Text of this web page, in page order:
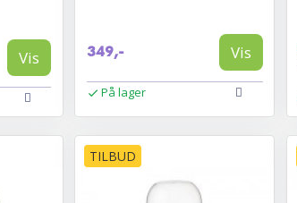
Vis 349,- Vis
På lager
TILBUD